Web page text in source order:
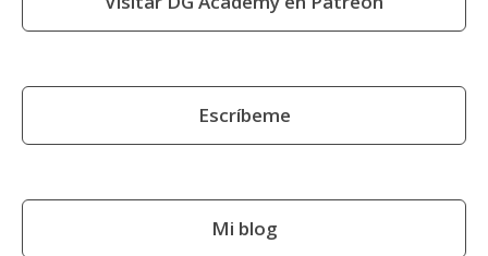
Escríbeme
Mi blog